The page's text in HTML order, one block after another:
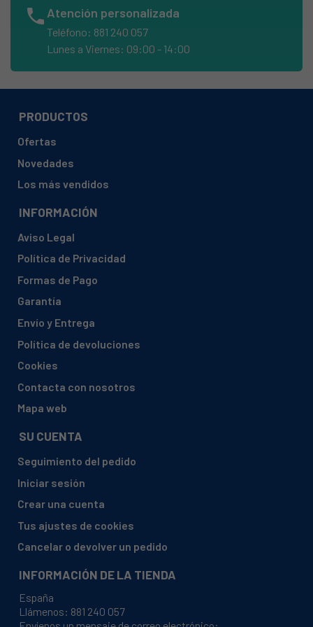
WHIRLPOOL, AKZ6270IX 858562701101
WHIRLPOOL, AKZ6270IX 858562701102
WHIRLPOOL, AKZ6280WH 858562801112
WHIRLPOOL, AKZ6290IX 858562901100
WHIRLPOOL, AKZ6290IX 858562901101
WHIRLPOOL, AKZ6290NB 858562901120
WHIRLPOOL, AKZ6290NB 858562901121
WHIRLPOOL, AKZ6290WH 858562901110
WHIRLPOOL, AKZ6290WH 858562901111
WHIRLPOOL, AKZ6300IX 858563001101
WHIRLPOOL, AKZ635IX 858563501000
WHIRLPOOL, AKZ635IX 858563501001
WHIRLPOOL, AKZ635NB 858563501020
WHIRLPOOL, AKZ635NB 858563501021
WHIRLPOOL, AKZ635WH 858563501010
WHIRLPOOL, AKZ635WH 858563501011
WHIRLPOOL, AKZ7820IX 858578201000
WHIRLPOOL, AKZ7820WH 855578201020
phone Atención personalizada
Teléfono: 881 240 057
Lunes a Viernes: 09:00 - 14:00
PRODUCTOS
Ofertas
Novedades
Los más vendidos
INFORMACIÓN
Aviso Legal
Política de Privacidad
Formas de Pago
Garantía
Envío y Entrega
Política de devoluciones
Cookies
Contacta con nosotros
Mapa web
SU CUENTA
Seguimiento del pedido
Iniciar sesión
Crear una cuenta
Tus ajustes de cookies
Cancelar o devolver un pedido
INFORMACIÓN DE LA TIENDA
España
Llámenos: 881 240 057